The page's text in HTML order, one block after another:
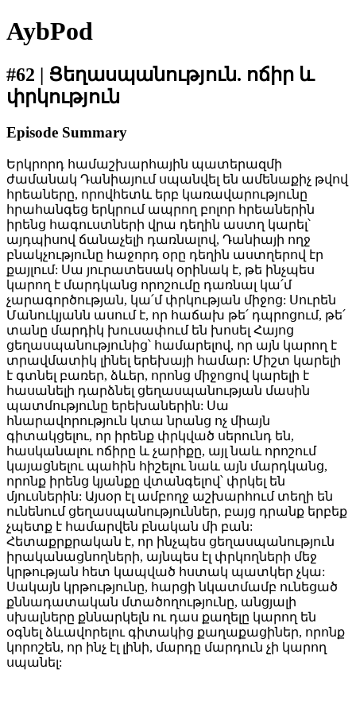
AybPod
#62 | Ցեղասպանություն. ոճիր և
փրկություն
Episode Summary
Երկրորդ համաշխարհային պատերազմի
ժամանակ Դանիայում սպանվել են ամենաքիչ թվով
հրեաները, որովհետև երբ կառավարությունը
հրահանգեց երկրում ապրող բոլոր հրեաներին
իրենց հագուստների վրա դեղին աստղ կարել՝
այդպիսով ճանաչելի դառնալով, Դանիայի ողջ
բնակչությունը հաջորդ օրը դեղին աստղերով էր
քայլում: Սա յուրատեսակ օրինակ է, թե ինչպես
կարող է մարդկանց որոշումը դառնալ կա՛մ
չարագործության, կա՛մ փրկության միջոց: Սուրեն
Մանուկյանն ասում է, որ հաճախ թե՛ դպրոցում, թե՛
տանը մարդիկ խուսափում են խոսել Հայոց
ցեղասպանությունից՝ համարելով, որ այն կարող է
տրավմատիկ լինել երեխայի համար: Միշտ կարելի
է գտնել բառեր, ձևեր, որոնց միջոցով կարելի է
հասանելի դարձնել ցեղասպանության մասին
պատմությունը երեխաներին: Սա
հնարավորություն կտա նրանց ոչ միայն
գիտակցելու, որ իրենք փրկված սերունդ են,
հասկանալու ոճիրը և չարիքը, այլ նաև որոշում
կայացնելու պահին հիշելու նաև այն մարդկանց,
որոնք իրենց կյանքը վտանգելով՝ փրկել են
մյուսներին: Այսօր էլ ամբողջ աշխարհում տեղի են
ունենում ցեղասպանություններ, բայց դրանք երբեք
չպետք է համարվեն բնական մի բան:
Հետաքրքրական է, որ ինչպես ցեղասպանություն
իրականացնողների, այնպես էլ փրկողների մեջ
կրթության հետ կապված հստակ պատկեր չկա:
Սակայն կրթությունը, հարցի նկատմամբ ունեցած
քննադատական մտածողությունը, անցյալի
սխալները քննարկելն ու դաս քաղելը կարող են
օգնել ձևավորելու գիտակից քաղաքացիներ, որոնք
կորոշեն, որ ինչ էլ լինի, մարդը մարդուն չի կարող
սպանել: